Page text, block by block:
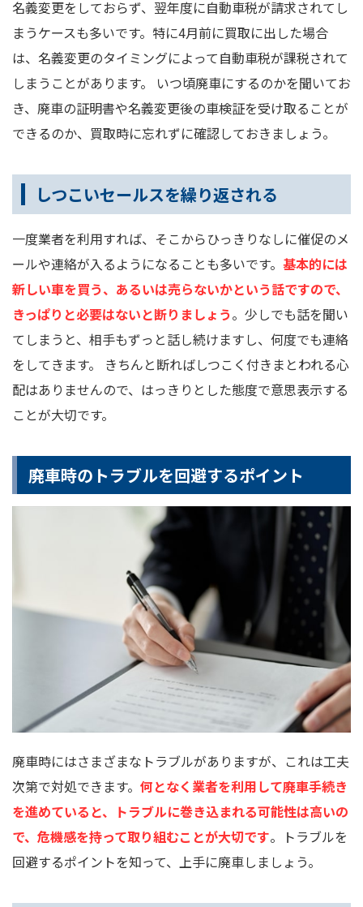
名義変更をしておらず、翌年度に自動車税が請求されてし
まうケースも多いです。特に4月前に買取に出した場合
は、名義変更のタイミングによって自動車税が課税されて
しまうことがあります。 いつ頃廃車にするのかを聞いてお
き、廃車の証明書や名義変更後の車検証を受け取ることが
できるのか、買取時に忘れずに確認しておきましょう。
しつこいセールスを繰り返される
一度業者を利用すれば、そこからひっきりなしに催促のメ
ールや連絡が入るようになることも多いです。 基本的には
新しい車を買う、あるいは売らないかという話ですので、
きっぱりと必要はないと断りましょう。少しでも話を聞い
てしまうと、相手もずっと話し続けますし、何度でも連絡
をしてきます。 きちんと断ればしつこく付きまとわれる心
配はありませんので、はっきりとした態度で意思表示する
ことが大切です。
廃車時のトラブルを回避するポイント
廃車時にはさまざまなトラブルがありますが、これは工夫
次第で対処できます。 何となく業者を利用して廃車手続き
を進めていると、トラブルに巻き込まれる可能性は高いの
で、危機感を持って取り組むことが大切です。トラブルを
回避するポイントを知って、上手に廃車しましょう。